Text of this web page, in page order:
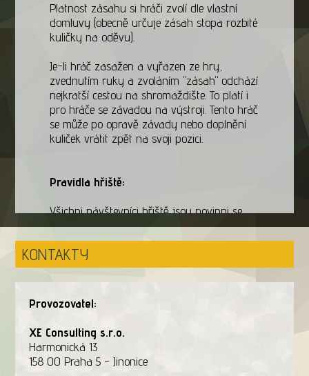
Platnost zásahu si hráči zvolí dle vlastní
domluvy (obecně určuje zásah stopa rozbité
kuličky na oděvu).
Je-li hráč zasažen a vyřazen ze hry,
zvednutím ruky a zvoláním "zásah" odchází
nejkratší cestou na shromaždište. To platí i
pro hráče se závadou na výstroji. Tento hráč
se může po opravě závady nebo doplnění
kuliček vrátit zpět na svoji pozici.
Pravidla hřiště:
Všichni návštevníci hřiště jsou povinni se
řídit pokyny provozovatele.
Na hrišti a všude tam, kde hrozí zásah
značkovací kuličkou, musí hráči a další
prítomné osoby po celou dobu hry nosit na
obličeji ochrannou masku.
Střílet je povoleno pouze na hřišti v průběhu
hry, nebo na místech provozovatelem
určených k testování nebo vybíjení zbraní.
Mimo hrací zónu se nosí zbraně vždy
KONTAKTY
Provozovatel:
XE Consulting s.r.o.
Harmonická 13
158 00 Praha 5 - Jinonice